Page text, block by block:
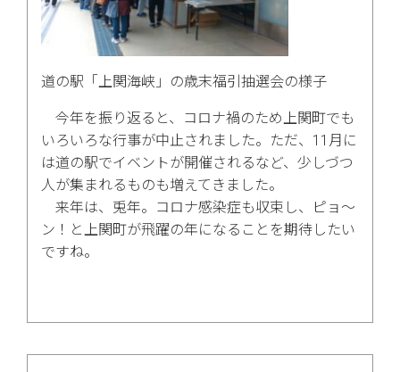
道の駅「上関海峡」の歳末福引抽選会の様子
今年を振り返ると、コロナ禍のため上関町でも
いろいろな行事が中止されました。ただ、11月に
は道の駅でイベントが開催されるなど、少しづつ
人が集まれるものも増えてきました。
来年は、兎年。コロナ感染症も収束し、ピョ～
ン！と上関町が飛躍の年になることを期待したい
ですね。